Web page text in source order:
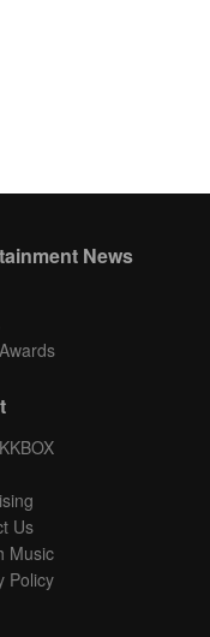
News
Us
Music
Policy